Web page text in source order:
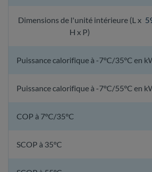
Dimensions de l'unité intérieure (L x
H x P)
Puissance calorifique à -7°C/35°C en
Puissance calorifique à -7°C/55°C en
COP à 7°C/35°C
SCOP à 35°C